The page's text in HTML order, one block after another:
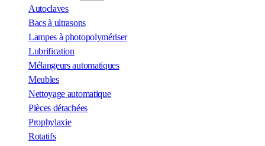
Autoclaves
Bacs à ultrasons
Lampes à photopolymériser
Lubrification
Mélangeurs automatiques
Meubles
Nettoyage automatique
Pièces détachées
Prophylaxie
Rotatifs